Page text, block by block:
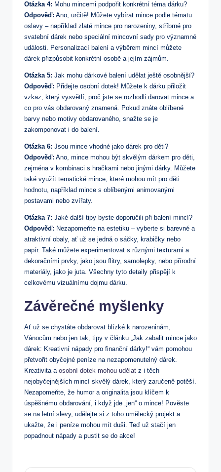
Otázka 4: Mohu mincemi podpořit konkrétní téma dárku?
Odpověď: Ano, určitě! Můžete vybírat mince podle tématu
oslavy – například zlaté mince pro narozeniny, stříbrné pro
svatební dárek nebo speciální mincovní sady pro významné
události. Personalizací balení a výběrem mincí můžete
dárek přizpůsobit konkrétní osobě a jejím zájmům.
Otázka 5: Jak mohu dárkové balení udělat ještě osobnější?
Odpověď: Přidejte osobní dotek! Můžete k dárku přiložit
vzkaz, který vysvětlí, proč jste se rozhodli darovat mince a
co pro vás obdarovaný znamená. Pokud znáte oblíbené
barvy nebo motivy obdarovaného, snažte se je
zakomponovat i do balení.
Otázka 6: Jsou mince vhodné jako dárek pro děti?
Odpověď: Ano, mince mohou být skvělým dárkem pro děti,
zejména v kombinaci s hračkami nebo jinými dárky. Můžete
také využít tematické mince, které mohou mít pro děti
hodnotu, například mince s oblíbenými animovanými
postavami nebo zvířaty.
Otázka 7: Jaké další tipy byste doporučili při balení mincí?
Odpověď: Nezapomeňte na estetiku – vyberte si barevné a
atraktivní obaly, ať už se jedná o sáčky, krabičky nebo
papír. Také můžete experimentovat s různými texturami a
dekoračními prvky, jako jsou flitry, samolepky, nebo přírodní
materiály, jako je juta. Všechny tyto detaily přispějí k
celkovému vizuálnímu dojmu dárku.
Závěrečné myšlenky
Ať už se chystáte obdarovat blízké k narozeninám,
Vánocům nebo jen tak, tipy v článku „Jak zabalit mince jako
dárek: Kreativní nápady pro finanční dárky!“ vám pomohou
přetvořit obyčejné peníze na nezapomenutelný dárek.
Kreativita a osobní dotek mohou udělat z i těch
nejobyčejnějších mincí skvělý dárek, který zaručeně potěší.
Nezapomeňte, že humor a originalita jsou klíčem k
úspěšnému obdarování, i když jde „jen“ o mince! Pověste
se na letní slevy, udělejte si z toho umělecký projekt a
ukažte, že i peníze mohou mít duši. Teď už stačí jen
popadnout nápady a pustit se do akce!